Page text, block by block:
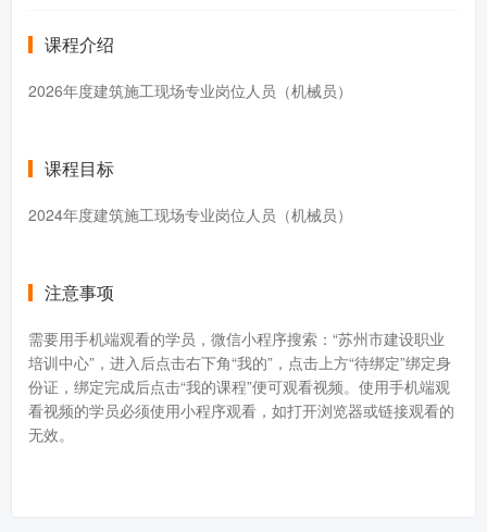
课程介绍
2026年度建筑施工现场专业岗位人员（机械员）
课程目标
2024年度建筑施工现场专业岗位人员（机械员）
注意事项
需要用手机端观看的学员，微信小程序搜索：“苏州市建设职业
培训中心”，进入后点击右下角“我的”，点击上方“待绑定”绑定身
份证，绑定完成后点击“我的课程”便可观看视频。使用手机端观
看视频的学员必须使用小程序观看，如打开浏览器或链接观看的
无效。